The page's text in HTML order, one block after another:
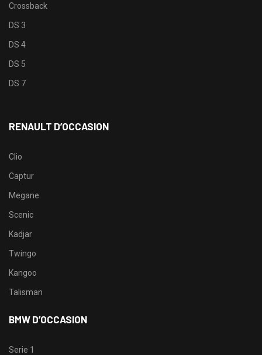
Crossback
DS 3
DS 4
DS 5
DS 7
RENAULT D’OCCASION
Clio
Captur
Megane
Scenic
Kadjar
Twingo
Kangoo
Talisman
BMW D’OCCASION
Serie 1